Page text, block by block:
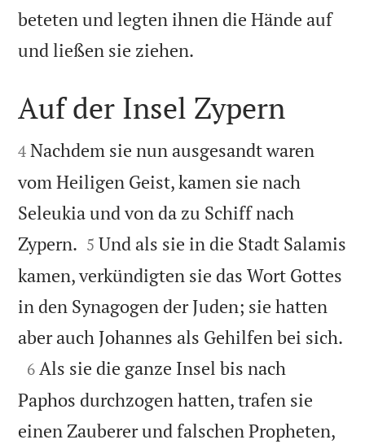
beteten und legten ihnen die Hände auf
und ließen sie ziehen.

Auf der Insel Zypern

4 Nachdem sie nun ausgesandt waren
vom Heiligen Geist, kamen sie nach
Seleukia und von da zu Schiff nach
Zypern. 

5 Und als sie in die Stadt Salamis
kamen, verkündigten sie das Wort Gottes
in den Synagogen der Juden; sie hatten
aber auch Johannes als Gehilfen bei sich.

6 Als sie die ganze Insel bis nach
Paphos durchzogen hatten, trafen sie
einen Zauberer und falschen Propheten,